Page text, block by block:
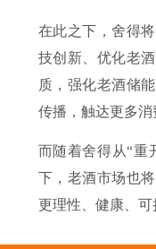
在此之下，舍得
技创新、优化老
质，强化老酒储
传播，触达更多消
而随着舍得从“重
下，老酒市场也
更理性、健康、可